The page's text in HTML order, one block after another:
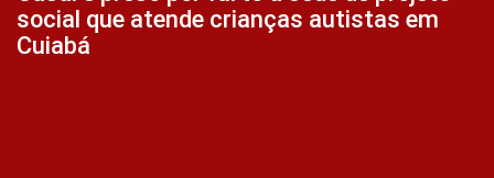
social que atende crianças autistas em
Cuiabá